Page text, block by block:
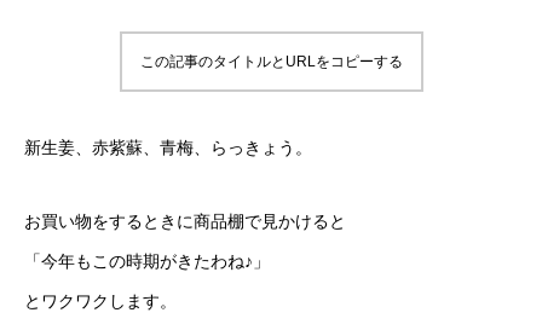
この記事のタイトルとURLをコピーする
新生姜、赤紫蘇、青梅、らっきょう。
お買い物をするときに商品棚で見かけると
「今年もこの時期がきたわね♪」
とワクワクします。